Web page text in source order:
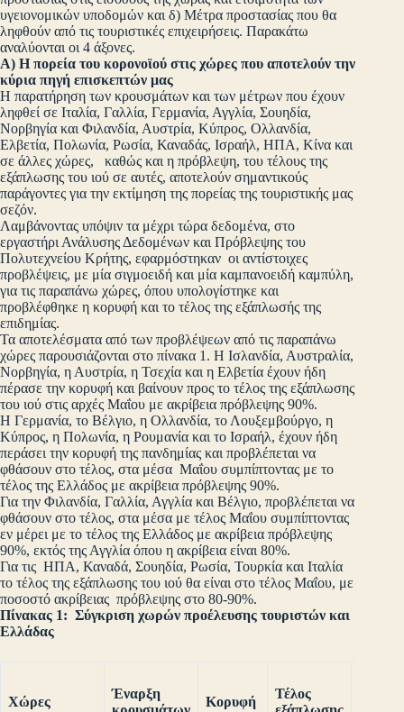
υγειονομικών υποδομών και δ) Μέτρα προστασίας που θα
ληφθούν από τις τουριστικές επιχειρήσεις. Παρακάτω
αναλύονται οι 4 άξονες.
Α) Η πορεία του κορονοϊού στις χώρες που αποτελούν την
κύρια πηγή επισκεπτών μας
Η παρατήρηση των κρουσμάτων και των μέτρων που έχουν
ληφθεί σε Ιταλία, Γαλλία, Γερμανία, Αγγλία, Σουηδία,
Νορβηγία και Φιλανδία, Αυστρία, Κύπρος, Ολλανδία,
Ελβετία, Πολωνία, Ρωσία, Καναδάς, Ισραήλ, ΗΠΑ, Κίνα και
σε άλλες χώρες, καθώς και η πρόβλεψη, του τέλους της
εξάπλωσης του ιού σε αυτές, αποτελούν σημαντικούς
παράγοντες για την εκτίμηση της πορείας της τουριστικής μας
σεζόν.
Λαμβάνοντας υπόψιν τα μέχρι τώρα δεδομένα, στο
εργαστήρι Ανάλυσης Δεδομένων και Πρόβλεψης του
Πολυτεχνείου Κρήτης, εφαρμόστηκαν οι αντίστοιχες
προβλέψεις, με μία σιγμοειδή και μία καμπανοειδή καμπύλη,
για τις παραπάνω χώρες, όπου υπολογίστηκε και
προβλέφθηκε η κορυφή και το τέλος της εξάπλωσής της
επιδημίας.
Τα αποτελέσματα από των προβλέψεων από τις παραπάνω
χώρες παρουσιάζονται στο πίνακα 1. Η Ισλανδία, Αυστραλία,
Νορβηγία, η Αυστρία, η Τσεχία και η Ελβετία έχουν ήδη
πέρασε την κορυφή και βαίνουν προς το τέλος της εξάπλωσης
του ιού στις αρχές Μαΐου με ακρίβεια πρόβλεψης 90%.
Η Γερμανία, το Βέλγιο, η Ολλανδία, το Λουξεμβούργο, η
Κύπρος, η Πολωνία, η Ρουμανία και το Ισραήλ, έχουν ήδη
περάσει την κορυφή της πανδημίας και προβλέπεται να
φθάσουν στο τέλος, στα μέσα Μαΐου συμπίπτοντας με το
τέλος της Ελλάδος με ακρίβεια πρόβλεψης 90%.
Για την Φιλανδία, Γαλλία, Αγγλία και Βέλγιο, προβλέπεται να
φθάσουν στο τέλος, στα μέσα με τέλος Μαΐου συμπίπτοντας
εν μέρει με το τέλος της Ελλάδος με ακρίβεια πρόβλεψης
90%, εκτός της Αγγλία όπου η ακρίβεια είναι 80%.
Για τις ΗΠΑ, Καναδά, Σουηδία, Ρωσία, Τουρκία και Ιταλία
το τέλος της εξάπλωσης του ιού θα είναι στο τέλος Μαΐου, με
ποσοστό ακρίβειας πρόβλεψης στο 80-90%.
Πίνακας 1: Σύγκριση χωρών προέλευσης τουριστών και
Ελλάδας
Χώρες
Έναρξη
Κορυφή
Τέλος